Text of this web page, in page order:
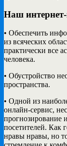
Наш интернет-
• Обеспечить
из всяческих
практически все
человека.
• Обустройство
пространства.
• Одной из
онлайн-сервис,
прогнозирование
посетителей. Как
нравы нравы, но